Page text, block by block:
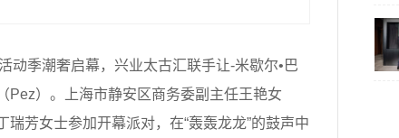
季潮奢启幕，兴业太古汇联手让-米歇尔•巴
Pez）。上海市静安区商务委副主任王艳女
芳女士参加开幕派对，在“轰轰龙龙”的鼓声中